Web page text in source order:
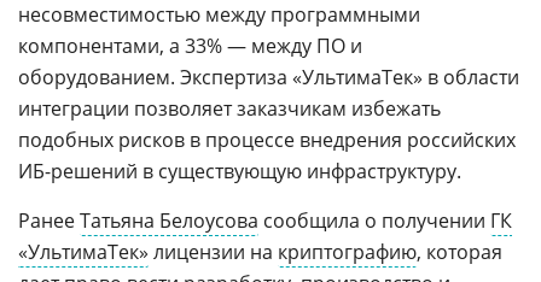
несовместимостью между программными
компонентами, а 33% — между ПО и
оборудованием. Экспертиза «УльтимаТек» в области
интеграции позволяет заказчикам избежать
подобных рисков в процессе внедрения российских
ИБ-решений в существующую инфраструктуру.
РанееТатьяна Белоусова сообщила о получении ГК
«УльтимаТек» лицензии на криптографию, которая